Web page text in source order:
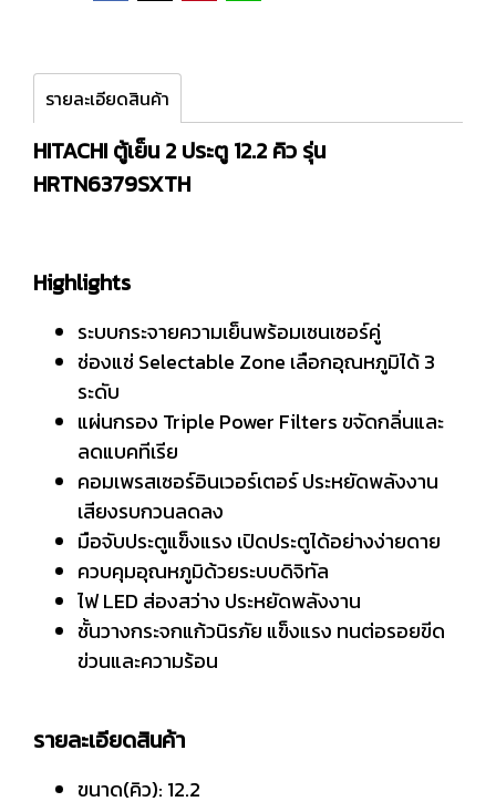
รายละเอียดสินค้า
HITACHI ตู้เย็น 2 ประตู 12.2 คิว รุ่น
HRTN6379SXTH
Highlights
ระบบกระจายความเย็นพร้อมเซนเซอร์คู่
ช่องแช่ Selectable Zone เลือกอุณหภูมิได้ 3
ระดับ
แผ่นกรอง Triple Power Filters ขจัดกลิ่นและ
ลดแบคทีเรีย
คอมเพรสเซอร์อินเวอร์เตอร์ ประหยัดพลังงาน
เสียงรบกวนลดลง
มือจับประตูแข็งแรง เปิดประตูได้อย่างง่ายดาย
ควบคุมอุณหภูมิด้วยระบบดิจิทัล
ไฟ LED ส่องสว่าง ประหยัดพลังงาน
ชั้นวางกระจกแก้วนิรภัย แข็งแรง ทนต่อรอยขีด
ข่วนและความร้อน
รายละเอียดสินค้า
ขนาด(คิว): 12.2